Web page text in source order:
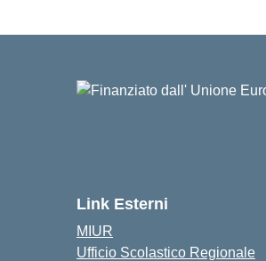
Link Esterni
MIUR
Ufficio Scolastico Regionale